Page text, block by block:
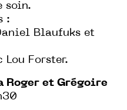
soin.
:
Blaufuks et
Lou Forster.
Roger et Grégoire